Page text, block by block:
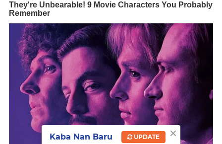
×
Kaba Nan Baru UPDATE